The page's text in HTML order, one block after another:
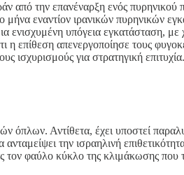
από την επανέναρξη ενός
εναντίον ιρανικών πυρηνικών
ενισχυμένη υπόγεια
απενεργοποίησε τους
ισχυρισμούς για στρατηγική επιτυχία.
όπλων. Αντίθετα, έχει υποστεί
την ισραηλινή
φαύλο κύκλο της κλιμάκωσης που